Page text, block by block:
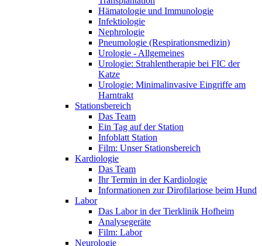
Hämatologie und Immunologie
Infektiologie
Nephrologie
Pneumologie (Respirationsmedizin)
Urologie - Allgemeines
Urologie: Strahlentherapie bei FIC der
Katze
Urologie: Minimalinvasive Eingriffe am
Harntrakt
Stationsbereich
Das Team
Ein Tag auf der Station
Infoblatt Station
Film: Unser Stationsbereich
Kardiologie
Das Team
Ihr Termin in der Kardiologie
Informationen zur Dirofilariose beim Hund
Labor
Das Labor in der Tierklinik Hofheim
Analysegeräte
Film: Labor
Neurologie